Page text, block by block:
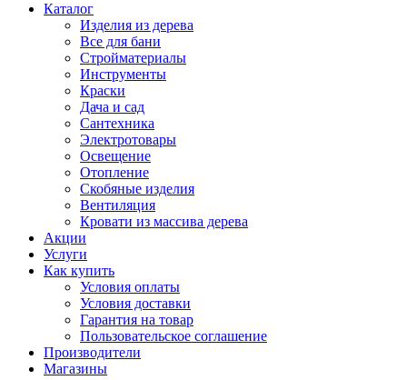
Каталог
Изделия из дерева
Все для бани
Стройматериалы
Инструменты
Краски
Дача и сад
Сантехника
Электротовары
Освещение
Отопление
Скобяные изделия
Вентиляция
Кровати из массива дерева
Акции
Услуги
Как купить
Условия оплаты
Условия доставки
Гарантия на товар
Пользовательское соглашение
Производители
Магазины